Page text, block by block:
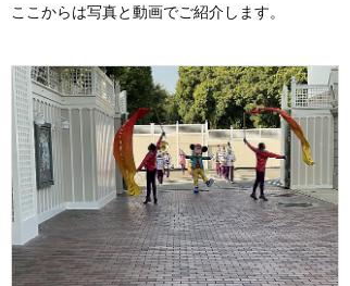
ここからは写真と動画でご紹介します。